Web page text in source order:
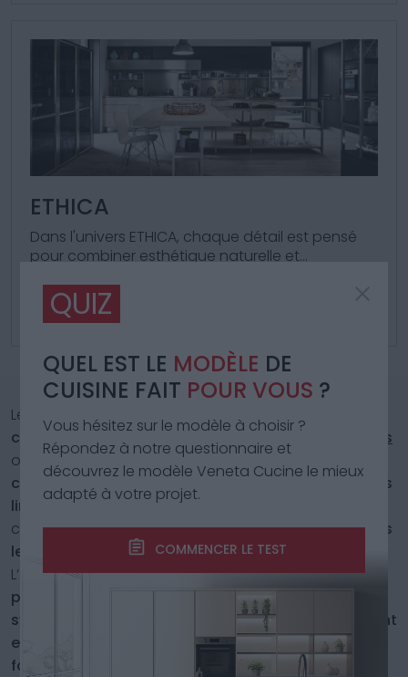
ETHICA
Dans l'univers ETHICA, chaque détail est pensé
pour combiner esthétique naturelle et
Les solutions design proposées embrassent des
configurations polyvalentes, descuisines avec îlots
ou desavancées , idéales pour ceux qui aiment la
convivialité et la fonctionnalité, à des agencements
linéairesparfaits pour lesespaces ouverts
chaque élément estintégré harmonieusement dans
le contexte de vie.
L’ élimination du superflu, commel’absence de
poignées traditionnelles
remplacées par des
systèmes d’ouverture “push”
, souligne l’
engagement
envers une esthétique linéaireet une
fluidité des
formes
QUIZ
QUEL EST LE MODÈLE DE
CUISINE FAIT POUR VOUS ?
Vous hésitez sur le modèle à choisir ?
Répondez à notre questionnaire et
découvrez le modèle Veneta Cucine le mieux
adapté à votre projet.
COMMENCER LE TEST